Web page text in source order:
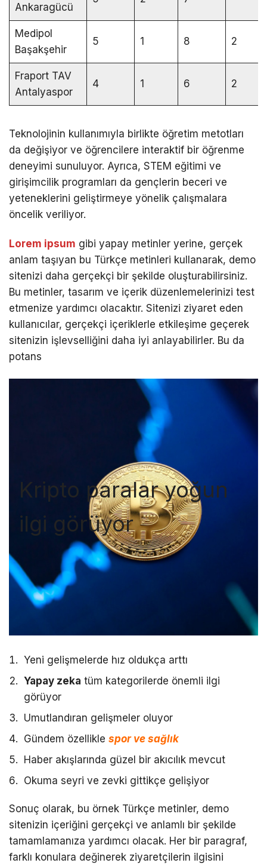
Ankaragücü
Medipol
Başakşehir
5 1 8 2
Fraport TAV
Antalyaspor
4 1 6 2
Teknolojinin kullanımıyla birlikte öğretim metotları
da değişiyor ve öğrencilere interaktif bir öğrenme
deneyimi sunuluyor. Ayrıca, STEM eğitimi ve
girişimcilik programları da gençlerin beceri ve
yeteneklerini geliştirmeye yönelik çalışmalara
öncelik veriliyor.
Lorem ipsum gibi yapay metinler yerine, gerçek
anlam taşıyan bu Türkçe metinleri kullanarak, demo
sitenizi daha gerçekçi bir şekilde oluşturabilirsiniz.
Bu metinler, tasarım ve içerik düzenlemelerinizi test
etmenize yardımcı olacaktır. Sitenizi ziyaret eden
kullanıcılar, gerçekçi içeriklerle etkileşime geçerek
sitenizin işlevselliğini daha iyi anlayabilirler. Bu da
potans
Kripto paralar yoğun
ilgi görüyor
Yeni gelişmelerde hız oldukça arttı
Yapay zeka tüm kategorilerde önemli ilgi
görüyor
Umutlandıran gelişmeler oluyor
Gündem özellikle spor ve sağlık
Haber akışlarında güzel bir akıcılık mevcut
Okuma seyri ve zevki gittikçe gelişiyor
Sonuç olarak, bu örnek Türkçe metinler, demo
sitenizin içeriğini gerçekçi ve anlamlı bir şekilde
tamamlamanıza yardımcı olacak. Her bir paragraf,
farklı konulara değinerek ziyaretçilerin ilgisini